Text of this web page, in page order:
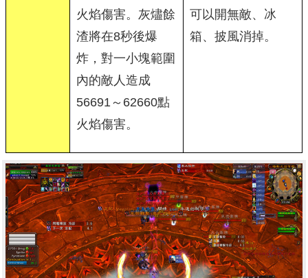
火焰傷害。灰燼餘
渣將在8秒後爆
炸，對一小塊範圍
內的敵人造成
56691～62660點
火焰傷害。
可以開無敵、冰
箱、披風消掉。